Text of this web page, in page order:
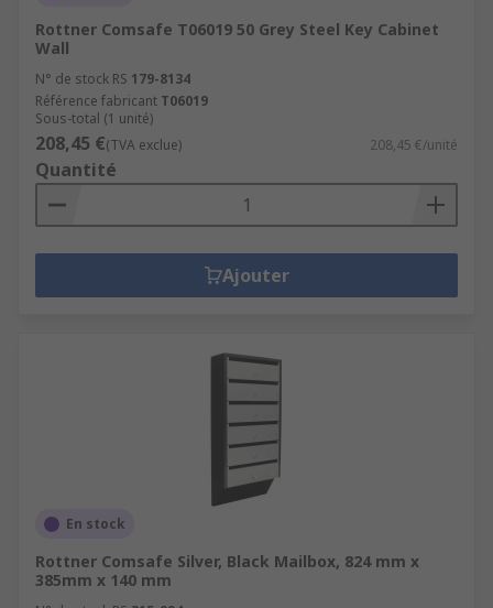
Rottner Comsafe T06019 50 Grey Steel Key Cabinet
Wall
N° de stock RS 179-8134
Référence fabricant T06019
Sous-total (1 unité)
208,45 €(TVA exclue) 208,45 €/unité
Quantité
Ajouter
En stock
Rottner Comsafe Silver, Black Mailbox, 824 mm x
385mm x 140 mm